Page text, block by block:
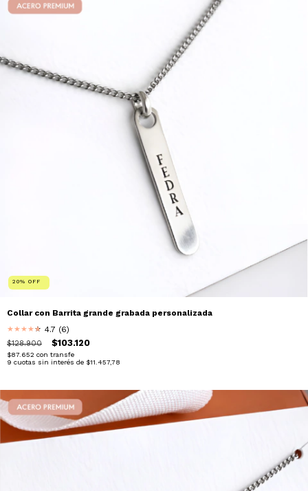
20% OFF
Collar con Barrita grande grabada personalizada
★★★★★
★ 4.7 (6)
$128.900 $103.120
$87.652 con transfe
9 cuotas sin interés de $11.457,78